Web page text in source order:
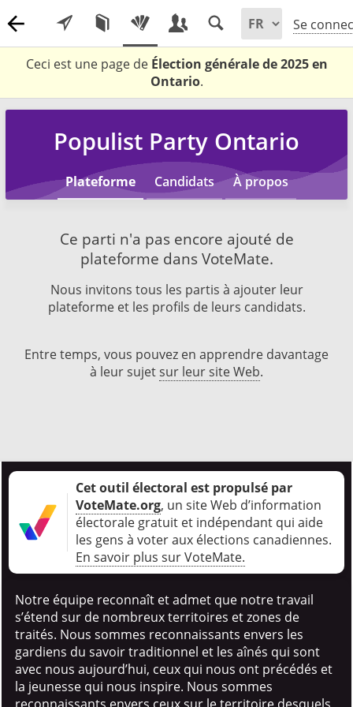
Se
Ceci est une page de Élection générale de 2025 en
Ontario.
Populist Party Ontario
Plateforme Candidats À propos
Ce parti n'a pas encore ajouté de
plateforme dans VoteMate.
Nous invitons tous les partis à ajouter leur
plateforme et les profils de leurs candidats.
Entre temps, vous pouvez en apprendre davantage
à leur sujetsur leur site Web.
Cet outil électoral est propulsé par
VoteMate.org, un site Web d’information
électorale gratuit et indépendant qui aide
les gens à voter aux élections canadiennes.
En savoir plus sur VoteMate.
Notre équipe reconnaît et admet que notre travail
s’étend sur de nombreux territoires et zones de
traités. Nous sommes reconnaissants envers les
gardiens du savoir traditionnel et les aînés qui sont
avec nous aujourd’hui, ceux qui nous ont précédés et
la jeunesse qui nous inspire. Nous sommes